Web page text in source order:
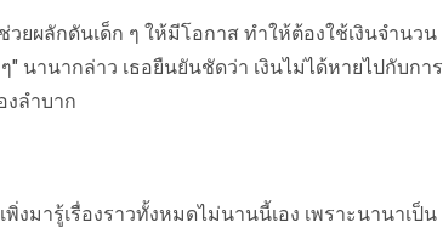
ยผลักดันเด็ก ๆ ให้มีโอกาส ทำให้ต้องใช้เงินจำนวน
" นานากล่าว เธอยืนยันชัดว่า เงินไม่ได้หายไปกับการ
ลำบาก
มารู้เรื่องราวทั้งหมดไม่นานนี้เอง เพราะนานาเป็น